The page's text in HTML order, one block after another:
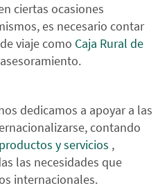
ciertas ocasiones
es necesario contar
viaje como Caja Rural de
dedicamos a apoyar a las
contando
productos y servicios ,
las necesidades que
internacionales.